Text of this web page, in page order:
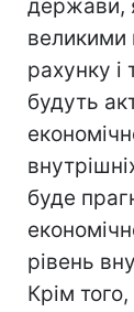
держави,
великими
рахунку і
будуть
буде
рівень
Крім